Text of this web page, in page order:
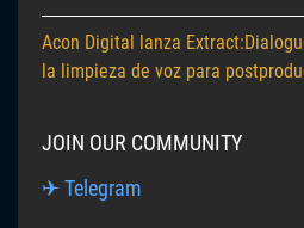
Acon Digital lanza
la limpieza de voz para
JOIN OUR COMMUNITY
✈ Telegram